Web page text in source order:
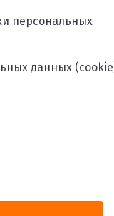
персональных
данных